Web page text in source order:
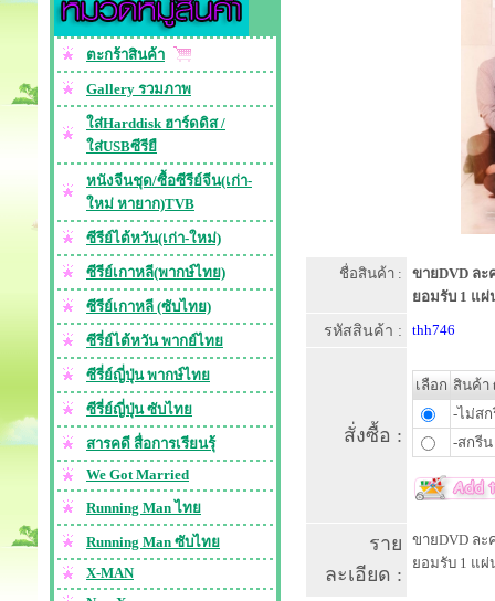
ตะกร้าสินค้า
Gallery รวมภาพ
ใส่Harddisk ฮาร์ดดิส /
ใส่USBซีรียื
หนังจีนชุด/ซื้อซีรีย์จีน(เก่า-
ใหม่ หายาก)TVB
ซีรีย์ไต้หวัน(เก่า-ใหม่)
ซีรีย์เกาหลี(พากษ์ไทย)
ซีรีย์เกาหลี (ซับไทย)
ซีรี่ย์ไต้หวัน พากย์ไทย
ซีรี่ย์ญี่ปุ่น พากษ์ไทย
ซีรี่ย์ญี่ปุ่น ซับไทย
สารคดี สื่อการเรียนรุ้
We Got Married
Running Man ไทย
Running Man ซับไทย
X-MAN
ชื่อสินค้า :
ขายDVD ละ
ยอมรับ 1 แผ่
รหัสสินค้า : thh746
สั่งซื้อ :
เลือก สินค้า
-ไม่สก
-สกรีน
ราย
ละเอียด :
ขายDVD ละ
ยอมรับ 1 แผ่